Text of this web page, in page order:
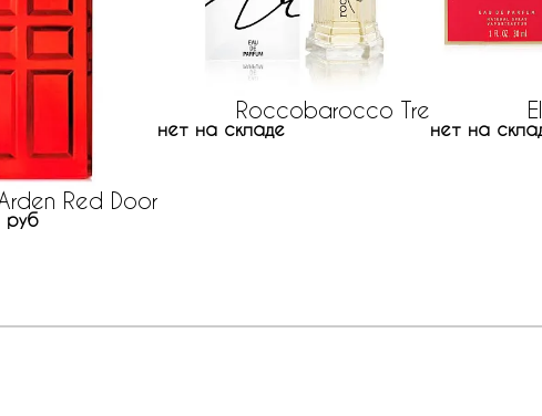
Red Door
руб
Roccobarocco Tre
нет на складе нет на